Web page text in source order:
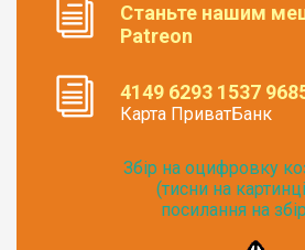
Станьте нашим
Patreon
4149 6293 1537
Карта ПриватБанк
Збір на оцифровку
(тисни на
посилання на